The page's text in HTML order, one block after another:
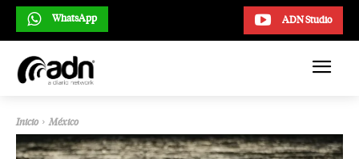
ADN Studio
WhatsApp
Inicio México